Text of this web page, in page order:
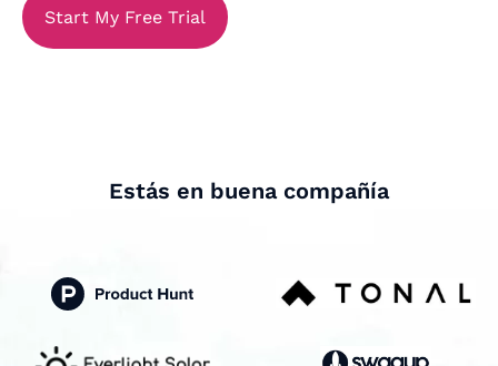
Start My Free Trial
Estás en buena compañía